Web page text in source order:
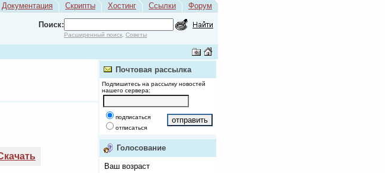
Документация Скрипты Хостинг Ссылки Форум
Поиск:
Расширенный поиск Советы
Почтовая рассылка
Подпишитесь на рассылку новостей
нашего сервера:
подписаться
отписаться
Голосование
Ваш возраст